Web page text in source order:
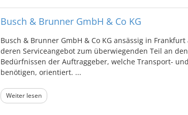
Busch & Brunner GmbH & Co KG
Busch & Brunner GmbH & Co KG ansässig in
deren Serviceangebot zum überwiegenden Teil an
Bedürfnissen der Auftraggeber, welche Transport-
benötigen, orientiert. ...
Weiter lesen